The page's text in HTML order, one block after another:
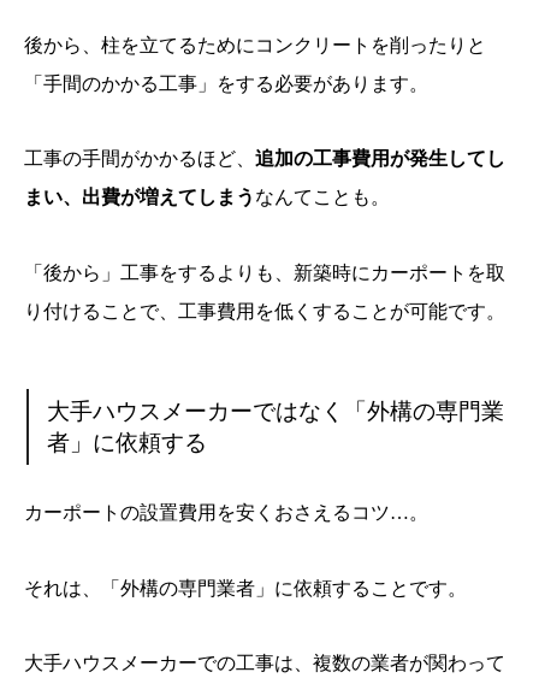
後から、柱を立てるためにコンクリートを削ったりと
「手間のかかる工事」をする必要があります。
工事の手間がかかるほど、 追加の工事費用が発生してし
まい、出費が増えてしまう なんてことも。
「後から」工事をするよりも、新築時にカーポートを取
り付けることで、工事費用を低くすることが可能です。
大手ハウスメーカーではなく「外構の専門業
者」に依頼する
カーポートの設置費用を安くおさえるコツ…。
それは、「外構の専門業者」に依頼することです。
大手ハウスメーカーでの工事は、複数の業者が関わって